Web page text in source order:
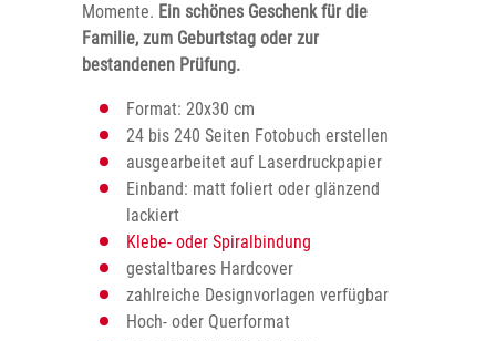
Momente. Ein schönes Geschenk für die
Familie, zum Geburtstag oder zur
bestandenen Prüfung.
Format: 20x30 cm
24 bis 240 Seiten Fotobuch erstellen
ausgearbeitet auf Laserdruckpapier
Einband: matt foliert oder glänzend
lackiert
Klebe- oder Spiralbindung
gestaltbares Hardcover
zahlreiche Designvorlagen verfügbar
Hoch- oder Querformat